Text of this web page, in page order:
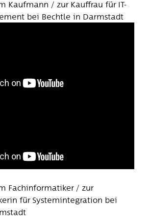
Kaufmann / zur Kauffrau für IT-
bei Bechtle in Darmstadt
Fachinformatiker / zur
für Systemintegration bei